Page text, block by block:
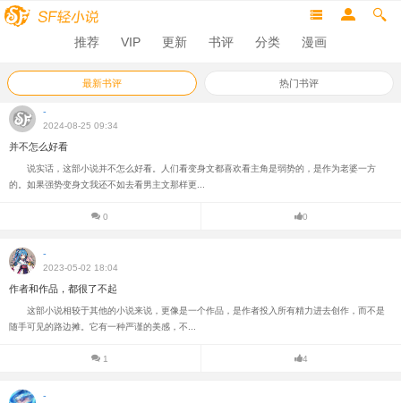
推荐 VIP 更新 书评 分类 漫画
最新书评 热门书评
-
2024-08-25 09:34
并不怎么好看
说实话，这部小说并不怎么好看。人们看变身文都喜欢看主角是弱势的，是作为老婆一方
的。如果强势变身文我还不如去看男主文那样更...
0 0
-
2023-05-02 18:04
作者和作品，都很了不起
这部小说相较于其他的小说来说，更像是一个作品，是作者投入所有精力进去创作，而不是
随手可见的路边摊。它有一种严谨的美感，不...
1 4
-